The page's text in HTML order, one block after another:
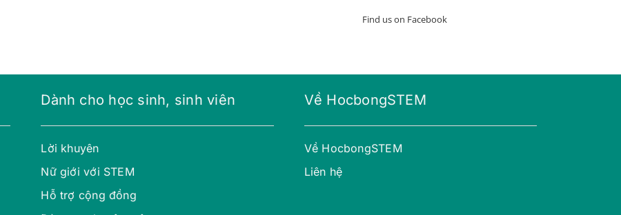
Find us on Facebook
Dành cho học sinh, sinh viên
Lời khuyên
Nữ giới với STEM
Hỗ trợ cộng đồng
Về HocbongSTEM
Về HocbongSTEM
Liên hệ